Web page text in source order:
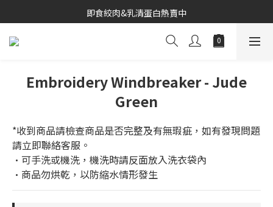
寒聚精緻鍋物合作推出
即食絞肉&乳清蛋白熱賣中
寒聚精緻鍋物合作推出
Embroidery Windbreaker - Jude
Green
*收到商品請檢查商品是否完整及有無瑕疵，如有發現問題
請立即聯絡客服。
•可手洗或機洗，機洗時請反面放入洗衣袋內
•商品勿烘乾，以防縮水情形發生